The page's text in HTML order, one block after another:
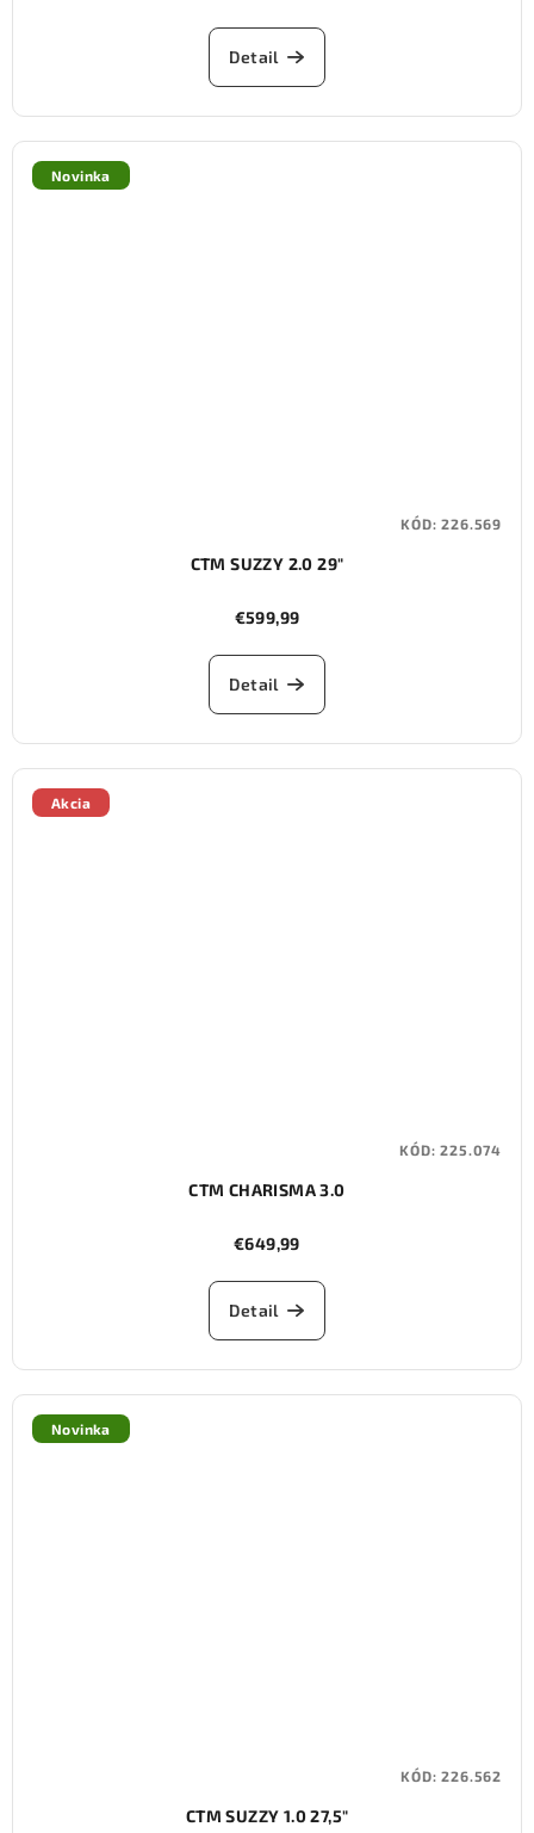
Detail
Novinka
CTM SUZZY 2.0 29"
€599,99
Detail
KÓD:226.569
Akcia
CTM CHARISMA 3.0
€649,99
Detail
KÓD:225.074
Novinka
CTM SUZZY 1.0 27,5"
KÓD:226.562